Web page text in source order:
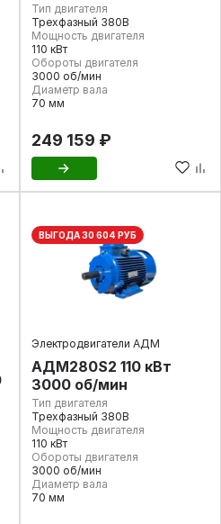
Тип двигателя
Трехфазный 380В
Мощность двигателя
110 кВт
Обороты двигателя
3000 об/мин
Диаметр вала
70 мм
249 159 ₽
ВЫГОДА 30 604 РУБ
Электродвигатели АДМ
АДМ280S2 110 кВт
3000 об/мин
Тип двигателя
Трехфазный 380В
Мощность двигателя
110 кВт
Обороты двигателя
3000 об/мин
Диаметр вала
70 мм